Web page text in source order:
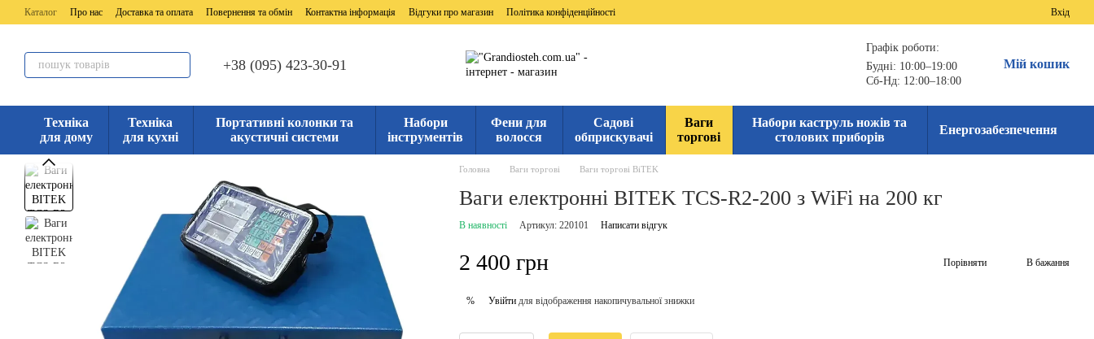
Перейти до основного контенту
Каталог Про нас Доставка та оплата Повернення та обмін Контактна інформація Відгуки про магазин Політика конфіденційності Вхід
+38 (095) 423-30-91
Графік роботи:
Будні: 10:00–19:00
Сб-Нд: 12:00–18:00
Мій кошик
Техніка
для дому
Техніка
для кухні
Портативні колонки та
акустичні системи
Набори
інструментів
Фени для
волосся
Садові
обприскувачі
Ваги
торгові
Набори каструль ножів та
столових приборів
Енергозабезпечення
Головна Ваги торгові Ваги торгові BiTEK
Ваги електронні BITEK TCS-R2-200 з WiFi на 200 кг
В наявності Артикул: 220101 Написати відгук
2 400 грн Порівняти В бажання
% Увійтидля відображення накопичувальної знижки